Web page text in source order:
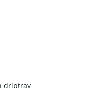
zoals een
dat de boiler
te gaan in een
driptray